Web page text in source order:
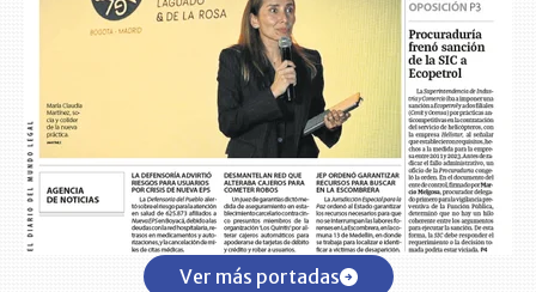
Ver más portadas